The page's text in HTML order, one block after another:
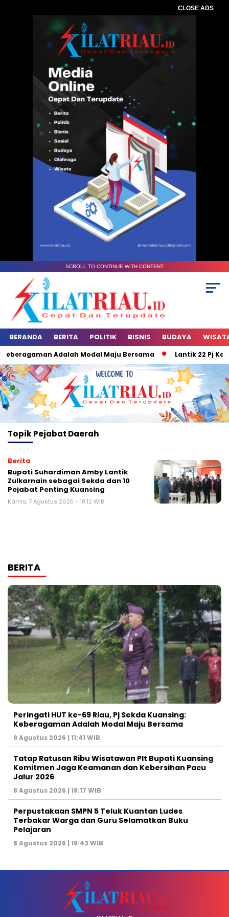
CLOSE ADS
SCROLL TO CONTINUE WITH CONTENT
BERANDA BERITA POLITIK BISNIS BUDAYA
Adalah Modal Maju Bersama Lantik 22 Pj
TopikPejabat Daerah
Berita
Bupati Suhardiman Amby Lantik
Zulkarnain sebagai Sekda dan 10
Pejabat Penting Kuansing
Kamis, 7 Agustus 2025 - 18:12 WIB
BERITA
Peringati HUT ke-69 Riau, Pj Sekda Kuansing:
Keberagaman Adalah Modal Maju Bersama
9 Agustus 2026 | 11:41 WIB
Tatap Ratusan Ribu Wisatawan Plt Bupati Kuansing
Komitmen Jaga Keamanan dan Kebersihan Pacu
Jalur 2026
8 Agustus 2026 | 18:17 WIB
Perpustakaan SMPN 5 Teluk Kuantan Ludes
Terbakar Warga dan Guru Selamatkan Buku
Pelajaran
8 Agustus 2026 | 16:43 WIB